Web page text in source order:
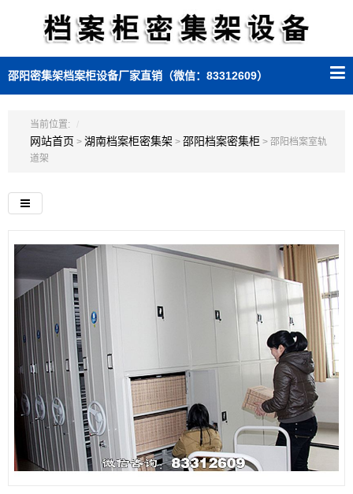
邵阳密集架档案柜设备厂家直销（微信：83312609）
当前位置:
网站首页 > 湖南档案柜密集架 > 邵阳档案密集柜 > 邵阳档案室轨
道架